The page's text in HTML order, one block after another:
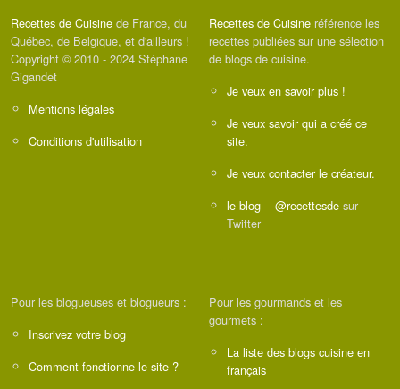
Recettes de Cuisine de France, du
Québec, de Belgique, et d'ailleurs !
Copyright © 2010 - 2024 Stéphane
Gigandet
Mentions légales
Conditions d'utilisation
Recettes de Cuisine référence les
recettes publiées sur une sélection
de blogs de cuisine.
Je veux en savoir plus !
Je veux savoir qui a créé ce
site.
Je veux contacter le créateur.
le blog -- @recettesde sur
Twitter
Pour les blogueuses et blogueurs :
Inscrivez votre blog
Comment fonctionne le site ?
Pour les gourmands et les
gourmets :
La liste des blogs cuisine en
français